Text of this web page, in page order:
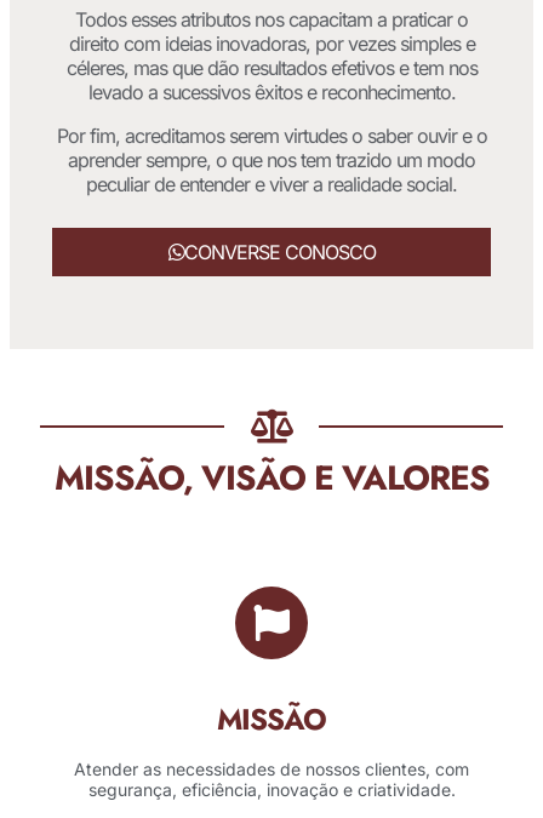
Todos esses atributos nos capacitam a praticar o
direito com ideias inovadoras, por vezes simples e
céleres, mas que dão resultados efetivos e tem nos
levado a sucessivos êxitos e reconhecimento.
Por fim, acreditamos serem virtudes o saber ouvir e o
aprender sempre, o que nos tem trazido um modo
peculiar de entender e viver a realidade social.
CONVERSE CONOSCO
MISSÃO, VISÃO E VALORES
MISSÃO
Atender as necessidades de nossos clientes, com
segurança, eficiência, inovação e criatividade.